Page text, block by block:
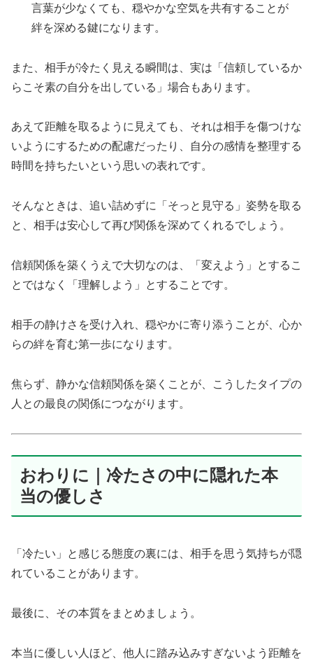
言葉が少なくても、穏やかな空気を共有することが
絆を深める鍵になります。
また、相手が冷たく見える瞬間は、実は「信頼しているか
らこそ素の自分を出している」場合もあります。
あえて距離を取るように見えても、それは相手を傷つけな
いようにするための配慮だったり、自分の感情を整理する
時間を持ちたいという思いの表れです。
そんなときは、追い詰めずに「そっと見守る」姿勢を取る
と、相手は安心して再び関係を深めてくれるでしょう。
信頼関係を築くうえで大切なのは、「変えよう」とするこ
とではなく「理解しよう」とすることです。
相手の静けさを受け入れ、穏やかに寄り添うことが、心か
らの絆を育む第一歩になります。
焦らず、静かな信頼関係を築くことが、こうしたタイプの
人との最良の関係につながります。
おわりに｜冷たさの中に隠れた本
当の優しさ
「冷たい」と感じる態度の裏には、相手を思う気持ちが隠
れていることがあります。
最後に、その本質をまとめましょう。
本当に優しい人ほど、他人に踏み込みすぎないよう距離を